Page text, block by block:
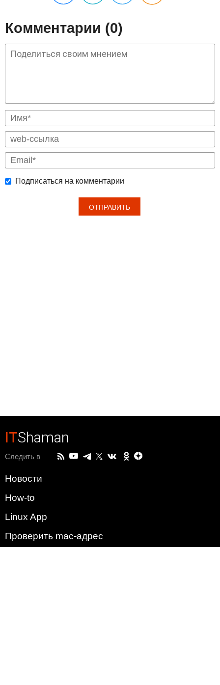
Комментарии (0)
Подписаться на комментарии
ITShaman
Следить в
Новости
How-to
Linux App
Проверить mac-адрес